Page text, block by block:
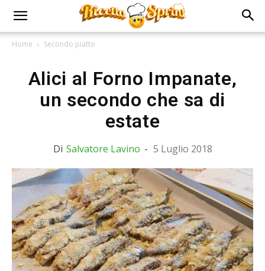
Home Secondo piatto
Alici al Forno Impanate,
un secondo che sa di
estate
Di Salvatore Lavino - 5 Luglio 2018